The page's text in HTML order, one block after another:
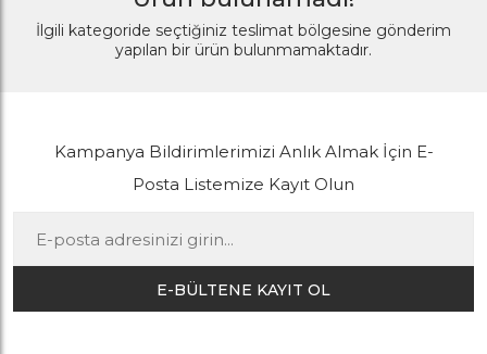
İlgili kategoride seçtiğiniz teslimat bölgesine gönderim
yapılan bir ürün bulunmamaktadır.
Kampanya Bildirimlerimizi Anlık Almak İçin E-
Posta Listemize Kayıt Olun
E-BÜLTENE KAYIT OL